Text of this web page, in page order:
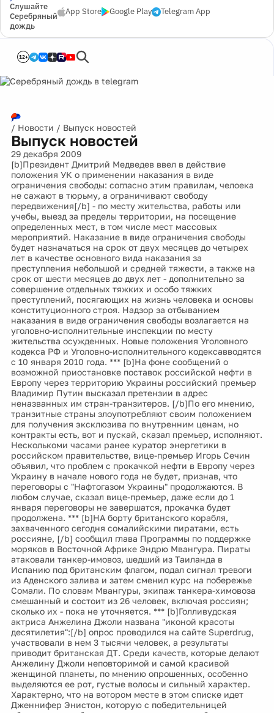
Слушайте
Серебряный
дождь
App Store Google Play Telegram App
12+
/ Новости / Выпуск новостей
Выпуск новостей
29 декабря 2009
[b]Президент Дмитрий Медведев ввел в действие
положения УК о применении наказания в виде
ограничения свободы: согласно этим правилам, челоека
не сажают в тюрьму, а ограничивают свободу
передвижения[/b] - по месту жительства, работы или
учебы, выезд за пределы территории, на посещение
определенных мест, в том числе мест массовых
мероприятий. Наказание в виде ограничения свободы
будет назначаться на срок от двух месяцев до четырех
лет в качестве основного вида наказания за
преступления небольшой и средней тяжести, а также на
срок от шести месяцев до двух лет - дополнительно за
совершение отдельных тяжких и особо тяжких
преступлений, посягающих на жизнь человека и основы
конституционного строя. Надзор за отбыванием
наказания в виде ограничения свободы возлагается на
уголовно-исполнительные инспекции по месту
жительства осужденных. Новые положения Уголовного
кодекса РФ и Уголовно-исполнительного кодексавводятся
с 10 января 2010 года. *** [b]На фоне сообщений о
возможной приостановке поставок российской нефти в
Европу через территорию Украины российский премьер
Владимир Путин высказал претензии в адрес
неназванных им стран-транзитеров. [/b]По его мнению,
транзитные страны злоупотребляют своим положением
для получения эксклюзива по внутренним ценам, но
контракты есть, вот и пускай, сказал премьер, исполняют.
Несколькоми часами ранее куратор энергетики в
российском правительстве, вице-премьер Игорь Сечин
объявил, что проблем с прокачкой нефти в Европу через
Украину в начале нового года не будет, признав, что
переговоры с "Нафтогазом Украины" продолжаются. В
любом случае, сказал вице-премьер, даже если до 1
января переговоры не завершатся, прокачка будет
продолжена. *** [b]НА борту британского корабля,
захваченного сегодня сомалийскими пиратами, есть
россияне, [/b] сообщил глава Программы по поддержке
моряков в Восточной Африке Эндрю Мвангура. Пираты
атаковали танкер-имовоз, шедший из Таиланда в
Испанию под британским флагом, подал сигнал тревоги
из Аденского залива и затем сменил курс на побережье
Сомали. По словам Мвангуры, экипаж танкера-химовоза
смешанный и состоит из 26 человек, включая россиян;
сколько их - пока не уточняется. *** [b]Голливудская
актриса Анжелина Джоли названа "иконой красоты
десятилетия":[/b] опрос проводился на сайте Superdrug,
участвовали в нем 3 тысячи человек, а результаты
приводит британская ДТ. Среди качеств, которые делают
Анжелину Джоли неповторимой и самой красивой
женщиной планеты, по мнению опрошенных, особенно
выделяются ее рот, густые волосы и сильный характер.
Характерно, что на вотором месте в этом списке идет
Дженнифер Энистон, которую с победительницей